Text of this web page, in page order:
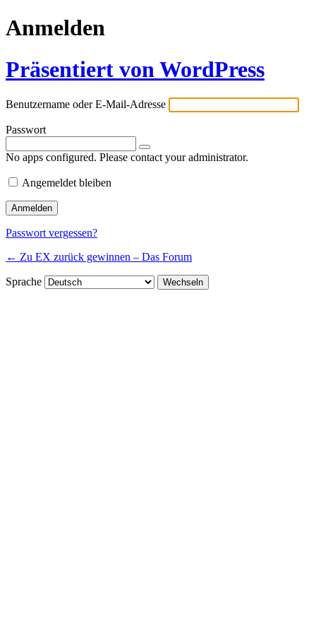
Anmelden
Präsentiert von WordPress
Benutzername oder E-Mail-Adresse
Passwort
No apps configured. Please contact your administrator.
Angemeldet bleiben
Passwort vergessen?
← Zu EX zurück gewinnen – Das Forum
Sprache